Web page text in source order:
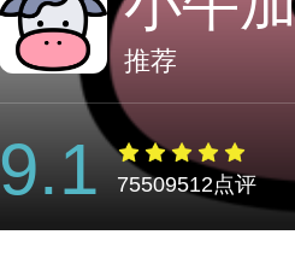
推荐
9.1 75509512点评